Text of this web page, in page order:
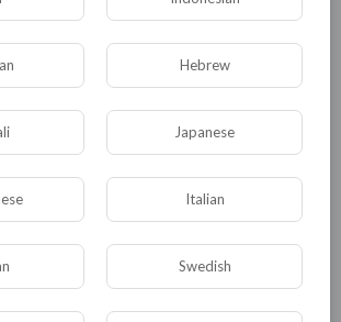
Комментариев нет
Hebrew
Japanese
Italian
Swedish